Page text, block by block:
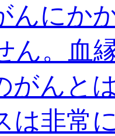
んにか
ん。血
がんと
は非常